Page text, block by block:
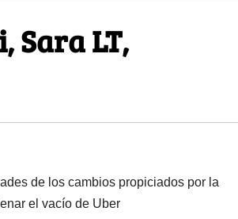
Sara LT,
de los cambios propiciados por la
el vacío de Uber